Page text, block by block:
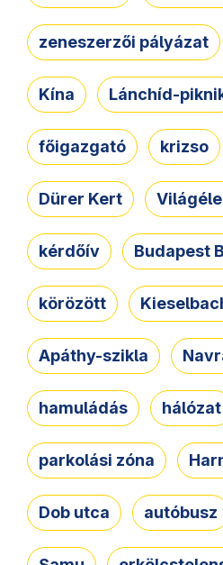
zeneszerzői pályázat
Kína Lánchíd-
főigazgató krizso
Dürer Kert
kérdőív Budapest
körözött
Apáthy-szikla
hamuládás hálózat
parkolási zóna
Dob utca autóbusz